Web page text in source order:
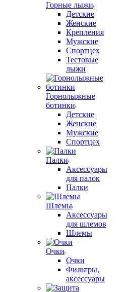
Горные лыжи
Детские
Женские
Крепления
Мужские
Спортцех
Тестовые
лыжи
Горнолыжные
ботинки
Детские
Женские
Мужские
Спортцех
Палки
Аксессуары
для палок
Палки
Шлемы
Аксессуары
для шлемов
Шлемы
Очки
Очки
Фильтры,
аксессуары